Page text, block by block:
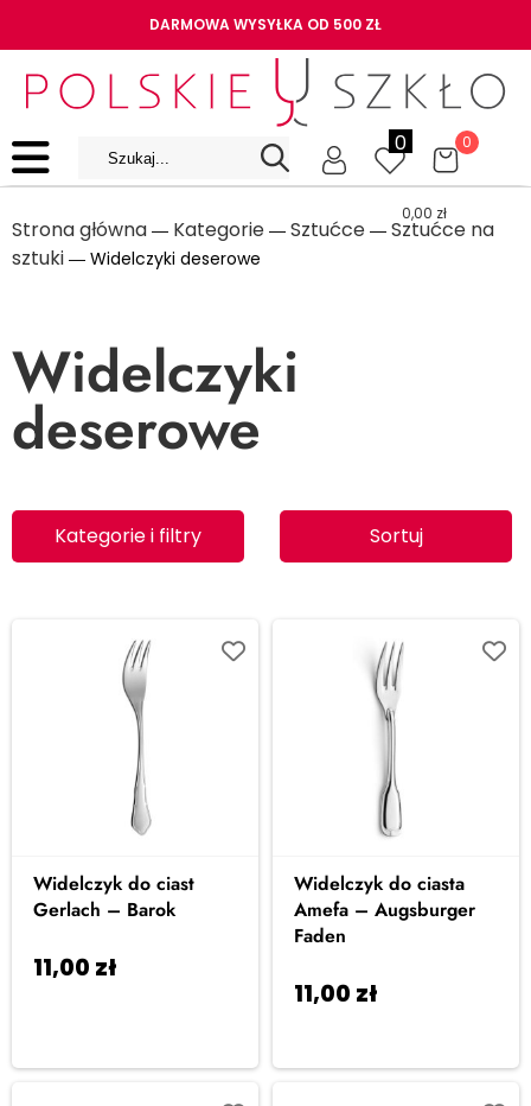
DARMOWA WYSYŁKA OD 500 ZŁ
0 0
0,00 zł
Strona główna ― Kategorie ― Sztućce ― Sztućce na
sztuki ― Widelczyki deserowe
Widelczyki
deserowe
Kategorie i filtry Sortuj
Widelczyk do ciast
Gerlach – Barok
11,00 zł
Widelczyk do ciasta
Amefa – Augsburger
Faden
11,00 zł